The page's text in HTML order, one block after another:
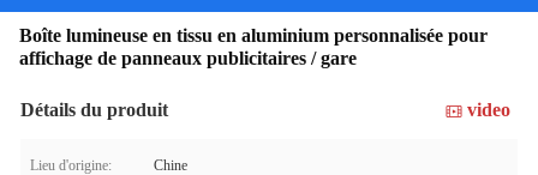
Boîte lumineuse en tissu en aluminium personnalisée pour
affichage de panneaux publicitaires / gare
Détails du produit video
Lieu d'origine:
Chine